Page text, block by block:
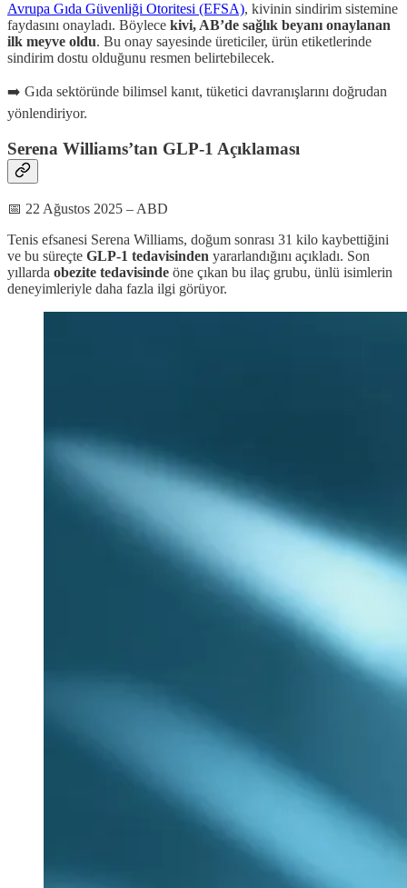
Avrupa Gıda Güvenliği Otoritesi (EFSA), kivinin sindirim sistemine
faydasını onayladı. Böylece kivi, AB’de sağlık beyanı onaylanan
ilk meyve oldu. Bu onay sayesinde üreticiler, ürün etiketlerinde
sindirim dostu olduğunu resmen belirtebilecek.
➡️ Gıda sektöründe bilimsel kanıt, tüketici davranışlarını doğrudan
yönlendiriyor.
Serena Williams’tan GLP-1 Açıklaması
📅 22 Ağustos 2025 – ABD
Tenis efsanesi Serena Williams, doğum sonrası 31 kilo kaybettiğini
ve bu süreçte GLP-1 tedavisinden yararlandığını açıkladı. Son
yıllarda obezite tedavisinde öne çıkan bu ilaç grubu, ünlü isimlerin
deneyimleriyle daha fazla ilgi görüyor.